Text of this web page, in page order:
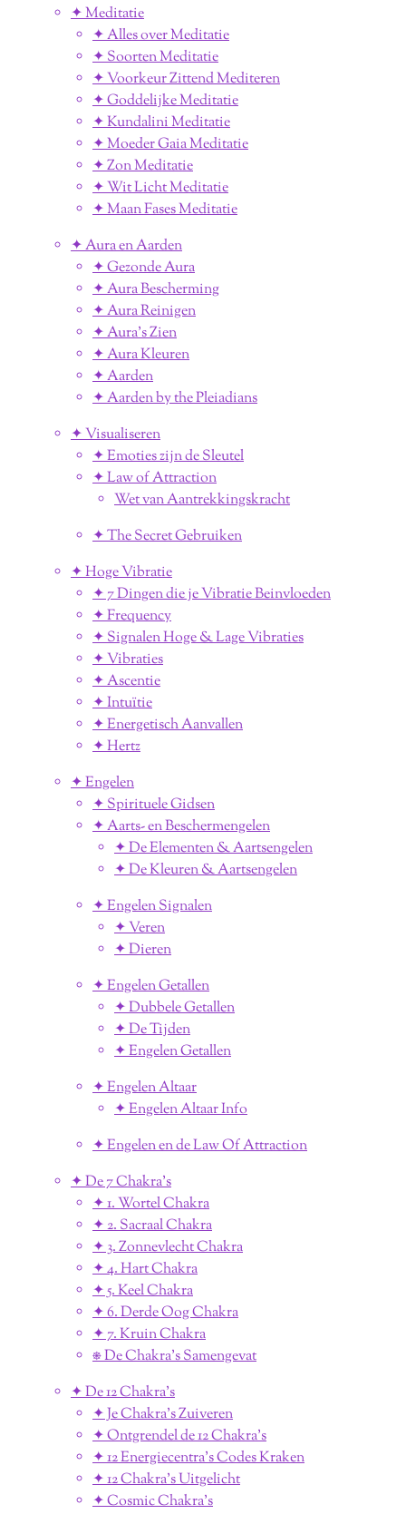
✦ Meditatie
✦ Alles over Meditatie
✦ Soorten Meditatie
✦ Voorkeur Zittend Mediteren
✦ Goddelijke Meditatie
✦ Kundalini Meditatie
✦ Moeder Gaia Meditatie
✦ Zon Meditatie
✦ Wit Licht Meditatie
✦ Maan Fases Meditatie
✦ Aura en Aarden
✦ Gezonde Aura
✦ Aura Bescherming
✦ Aura Reinigen
✦ Aura's Zien
✦ Aura Kleuren
✦ Aarden
✦ Aarden by the Pleiadians
✦ Visualiseren
✦ Emoties zijn de Sleutel
✦ Law of Attraction
Wet van Aantrekkingskracht
✦ The Secret Gebruiken
✦ Hoge Vibratie
✦ 7 Dingen die je Vibratie Beinvloeden
✦ Frequency
✦ Signalen Hoge & Lage Vibraties
✦ Vibraties
✦ Ascentie
✦ Intuïtie
✦ Energetisch Aanvallen
✦ Hertz
✦ Engelen
✦ Spirituele Gidsen
✦ Aarts- en Beschermengelen
✦ De Elementen & Aartsengelen
✦ De Kleuren & Aartsengelen
✦ Engelen Signalen
✦ Veren
✦ Dieren
✦ Engelen Getallen
✦ Dubbele Getallen
✦ De Tijden
✦ Engelen Getallen
✦ Engelen Altaar
✦ Engelen Altaar Info
✦ Engelen en de Law Of Attraction
✦ De 7 Chakra's
✦ 1. Wortel Chakra
✦ 2. Sacraal Chakra
✦ 3. Zonnevlecht Chakra
✦ 4. Hart Chakra
✦ 5. Keel Chakra
✦ 6. Derde Oog Chakra
✦ 7. Kruin Chakra
⎈ De Chakra's Samengevat
✦ De 12 Chakra's
✦ Je Chakra's Zuiveren
✦ Ontgrendel de 12 Chakra's
✦ 12 Energiecentra's Codes Kraken
✦ 12 Chakra's Uitgelicht
✦ Cosmic Chakra's